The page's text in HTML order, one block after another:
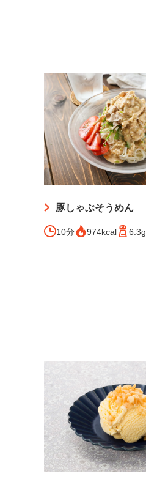
豚しゃぶそうめん
10分 974kcal 6.3g